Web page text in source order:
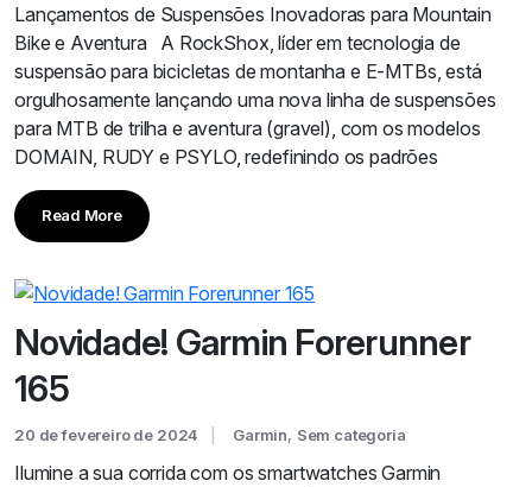
Lançamentos de Suspensões Inovadoras para Mountain
Bike e Aventura A RockShox, líder em tecnologia de
suspensão para bicicletas de montanha e E-MTBs, está
orgulhosamente lançando uma nova linha de suspensões
para MTB de trilha e aventura (gravel), com os modelos
DOMAIN, RUDY e PSYLO, redefinindo os padrões
Read More
Novidade! Garmin Forerunner
165
20 de fevereiro de 2024 Garmin, Sem categoria
Ilumine a sua corrida com os smartwatches Garmin